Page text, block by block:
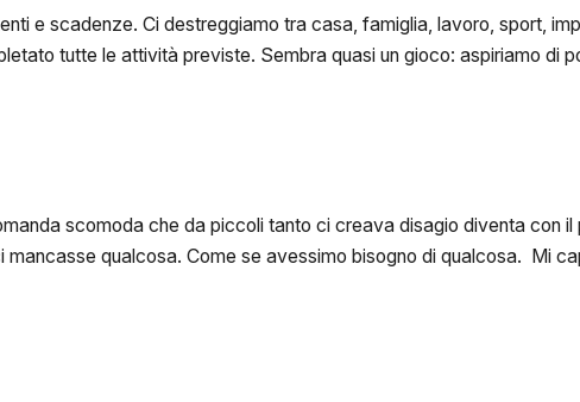
e scadenze. Ci destreggiamo tra casa, famiglia, lavoro, sport,
tutte le attività previste. Sembra quasi un gioco: aspiriamo di
scomoda che da piccoli tanto ci creava disagio diventa con
mancasse qualcosa. Come se avessimo bisogno di qualcosa. Mi